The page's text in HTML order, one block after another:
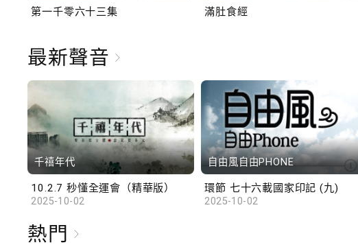
第一千零六十三集 滿肚食經
最新聲音
千禧年代
10.2.7 秒懂全運會（精華版）
2025-10-02
自由風自由PHONE
環節 七十六載國家印記 (九)
2025-10-02
熱門